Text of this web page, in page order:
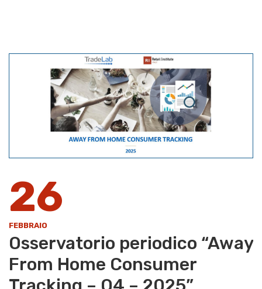
26
FEBBRAIO
Osservatorio periodico “Away
From Home Consumer